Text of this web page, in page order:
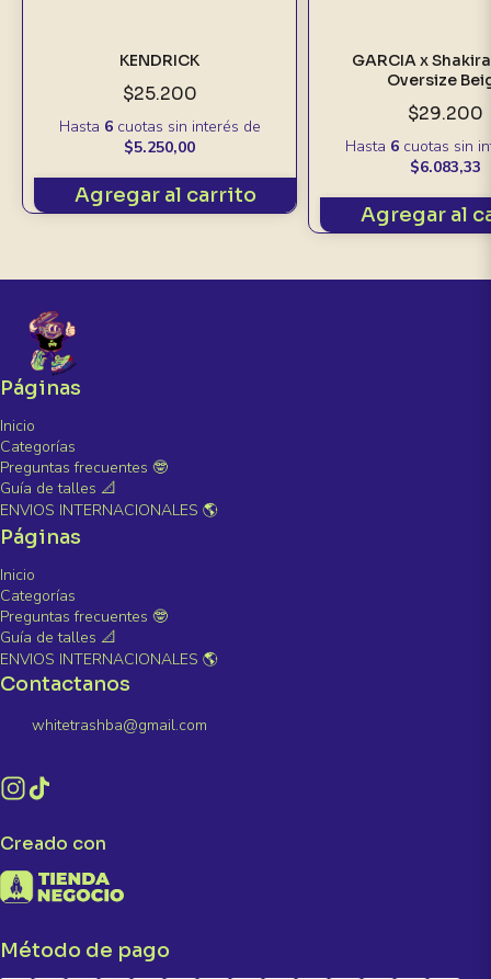
KENDRICK
$25.200
Hasta 6cuotas sin interés de
$5.250,00
Agregar al carrito
GARCIA x
Oversize
$29.200
Hasta 6cuotas sin
$6.083,33
Agregar al
Páginas
Inicio
Categorías
Preguntas frecuentes 🤓
Guía de talles 📐
ENVIOS INTERNACIONALES 🌎
Páginas
Inicio
Categorías
Preguntas frecuentes 🤓
Guía de talles 📐
ENVIOS INTERNACIONALES 🌎
Contactanos
whitetrashba@gmail.com
Creado con
Método de pago